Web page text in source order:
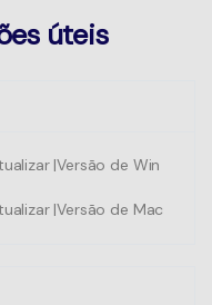
úteis
|Versão de Win
|Versão de Mac